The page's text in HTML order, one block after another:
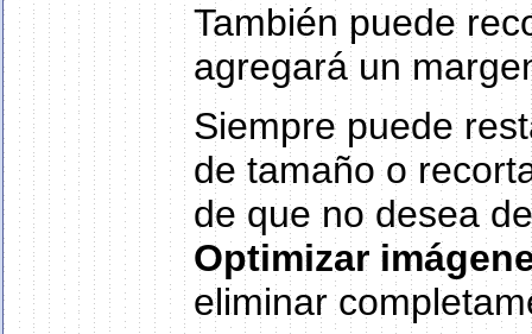
También puede
agregará un
Siempre puede
de tamaño o
de que no desea
Optimizar
eliminar